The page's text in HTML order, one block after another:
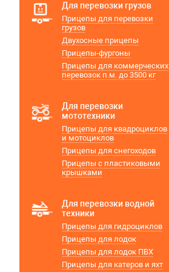
Для перевозки грузов
Прицепы для перевозки
грузов
Двухосные прицепы
Прицепы-фургоны
Прицепы для коммерческих
перевозок п.м. до 3500 кг
Для перевозки
мототехники
Прицепы для квадроциклов
и мотоциклов
Прицепы для снегоходов
Прицепы с пластиковыми
крышками
Для перевозки водной
техники
Прицепы для гидроциклов
Прицепы для лодок
Прицепы для лодок ПВХ
Прицепы для катеров и яхт